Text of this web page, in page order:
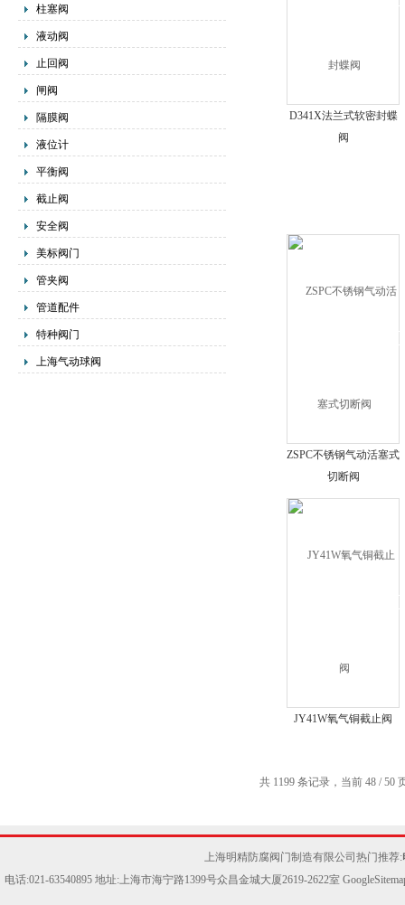
柱塞阀
液动阀
止回阀
闸阀
隔膜阀
液位计
平衡阀
截止阀
安全阀
美标阀门
管夹阀
管道配件
特种阀门
上海气动球阀
D341X法兰式软密封蝶
阀
ZSPC不锈钢气动活塞式
切断阀
JY41W氧气铜截止阀
共 1199 条记录，当前 48 / 50
上海明精防腐阀门制造有限公司热门推荐:
电话:021-63540895 地址:上海市海宁路1399号众昌金城大厦2619-2622室